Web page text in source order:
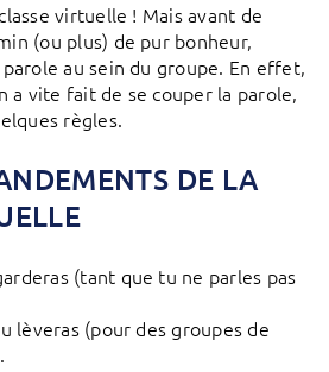
virtuelle ! Mais avant de
(ou plus) de pur bonheur,
au sein du groupe. En effet,
a vite fait de se couper la parole,
règles.
DE LA
(tant que tu ne parles pas
lèveras (pour des groupes de